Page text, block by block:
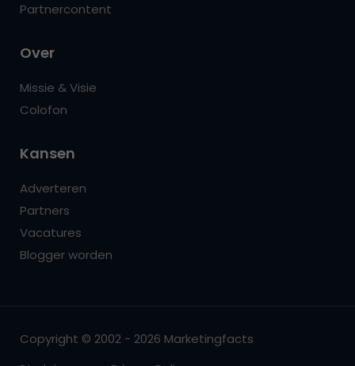
Partnercontent
Over
Missie & Visie
Colofon
Kansen
Adverteren
Partners
Vacatures
Blogger worden
Copyright © 2002 - 2026 Marketingfacts